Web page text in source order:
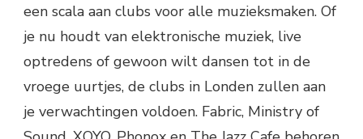
een scala aan clubs voor alle muzieksmaken. Of
je nu houdt van elektronische muziek, live
optredens of gewoon wilt dansen tot in de
vroege uurtjes, de clubs in Londen zullen aan
je verwachtingen voldoen. Fabric, Ministry of